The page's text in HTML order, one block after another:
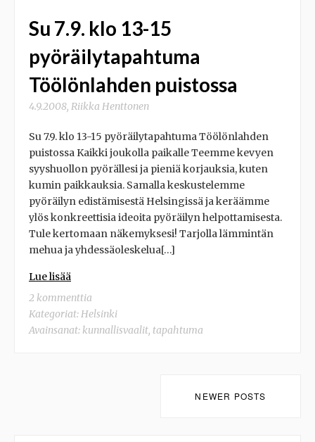
Su 7.9. klo 13-15
pyöräilytapahtuma
Töölönlahden puistossa
4.9.2008, Riikka Henttonen
Su 7.9. klo 13-15 pyöräilytapahtuma Töölönlahden
puistossa Kaikki joukolla paikalle Teemme kevyen
syyshuollon pyörällesi ja pieniä korjauksia, kuten
kumin paikkauksia. Samalla keskustelemme
pyöräilyn edistämisestä Helsingissä ja keräämme
ylös konkreettisia ideoita pyöräilyn helpottamisesta.
Tule kertomaan näkemyksesi! Tarjolla lämmintän
mehua ja yhdessäoleskelua[…]
Lue lisää
2 kommenttia
Kategoriat:Helsinki
Avainsanat: kunnallisvaalit, tapahtuma
NEWER POSTS